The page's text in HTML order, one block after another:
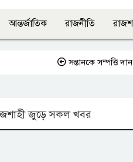
আন্তর্জাতিক রাজনীতি
সন্তানকে সম্পত্তি দান
জুড়ে সকল খবর